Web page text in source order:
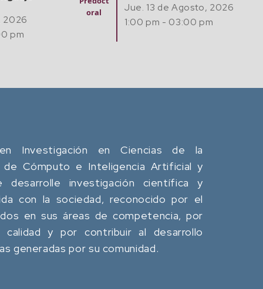
pm
Matem
áticas,
ación y
Data with Artificial
Intelligence
Investigación en Ciencias de la
de Cómputo e Inteligencia Artificial y
investigación científica y
con la sociedad, reconocido por el
en sus áreas de competencia, por
calidad y por contribuir al desarrollo
generadas por su comunidad.